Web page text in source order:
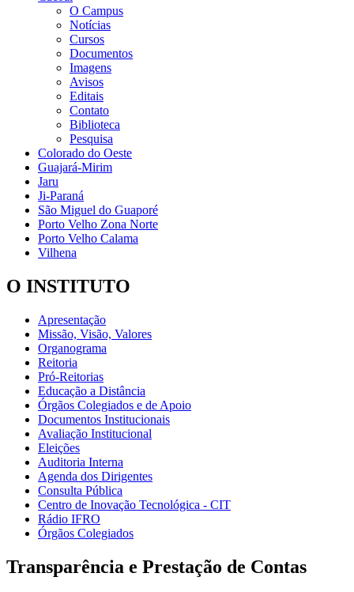
O Campus
Notícias
Cursos
Documentos
Imagens
Avisos
Editais
Contato
Biblioteca
Pesquisa
Colorado do Oeste
Guajará-Mirim
Jaru
Ji-Paraná
São Miguel do Guaporé
Porto Velho Zona Norte
Porto Velho Calama
Vilhena
O INSTITUTO
Apresentação
Missão, Visão, Valores
Organograma
Reitoria
Pró-Reitorias
Educação a Distância
Órgãos Colegiados e de Apoio
Documentos Institucionais
Avaliação Institucional
Eleições
Auditoria Interna
Agenda dos Dirigentes
Consulta Pública
Centro de Inovação Tecnológica - CIT
Rádio IFRO
Órgãos Colegiados
Transparência e Prestação de Contas